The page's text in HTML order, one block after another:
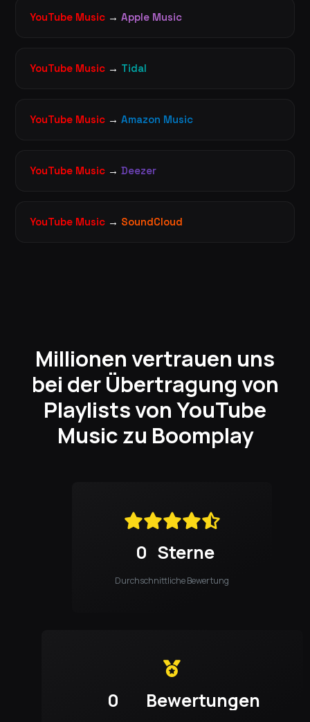
YouTube Music → Apple Music
YouTube Music → Tidal
YouTube Music → Amazon Music
YouTube Music → Deezer
YouTube Music → SoundCloud
Millionen vertrauen uns
bei der Übertragung von
Playlists von YouTube
Music zu Boomplay
0 Sterne
Durchschnittliche Bewertung
0 Bewertungen